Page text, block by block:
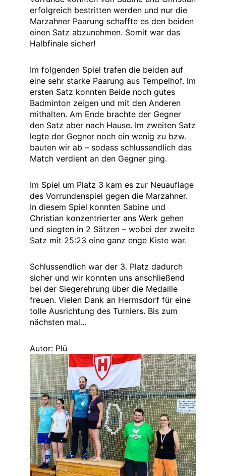
erfolgreich bestritten werden und nur die
Marzahner Paarung schaffte es den beiden
einen Satz abzunehmen. Somit war das
Halbfinale sicher!
Im folgenden Spiel trafen die beiden auf
eine sehr starke Paarung aus Tempelhof. Im
ersten Satz konnten Beide noch gutes
Badminton zeigen und mit den Anderen
mithalten. Am Ende brachte der Gegner
den Satz aber nach Hause. Im zweiten Satz
legte der Gegner noch ein wenig zu bzw.
bauten wir ab – sodass schlussendlich das
Match verdient an den Gegner ging.
Im Spiel um Platz 3 kam es zur Neuauflage
des Vorrundenspiel gegen die Marzahner.
In diesem Spiel konnten Sabine und
Christian konzentrierter ans Werk gehen
und siegten in 2 Sätzen – wobei der zweite
Satz mit 25:23 eine ganz enge Kiste war.
Schlussendlich war der 3. Platz dadurch
sicher und wir konnten uns anschließend
bei der Siegerehrung über die Medaille
freuen. Vielen Dank an Hermsdorf für eine
tolle Ausrichtung des Turniers. Bis zum
nächsten mal…
Autor: Plü